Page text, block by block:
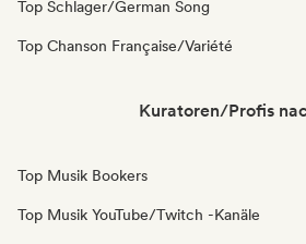
Top Schlager/German Song
Top Chanson Française/Variété
Kuratoren/Profis
Top Musik Bookers
Top Musik YouTube/Twitch -Kanäle